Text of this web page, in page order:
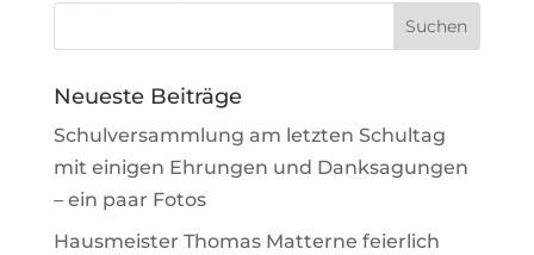
Neueste Beiträge
Schulversammlung am letzten Schultag
mit einigen Ehrungen und Danksagungen
– ein paar Fotos
Hausmeister Thomas Matterne feierlich